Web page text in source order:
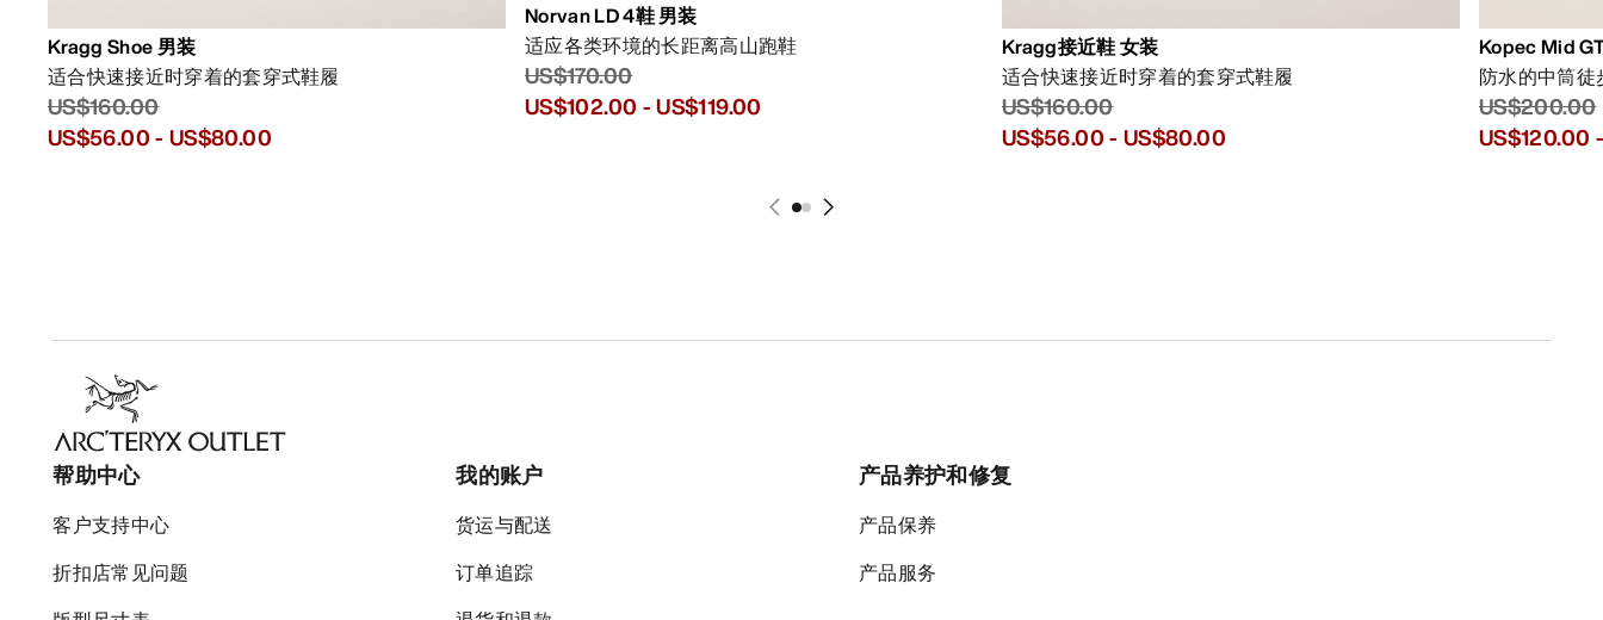
Kragg Shoe 男装
适合快速接近时穿着的套穿式鞋履
US$160.00
US$56.00- US$80.00
Norvan LD 4鞋 男装
适应各类环境的长距离高山跑鞋
US$170.00
US$102.00 -US$119.00
Kragg接近鞋 女装
适合快速接近时穿着的套穿式鞋履
US$160.00
US$56.00- US$80.00
Kopec Mid
防水的中筒
US$200.00
US$120.00
帮助中心
客户支持中心
折扣店常见问题
我的账户
货运与配送
订单追踪
产品养护和修复
产品保养
产品服务